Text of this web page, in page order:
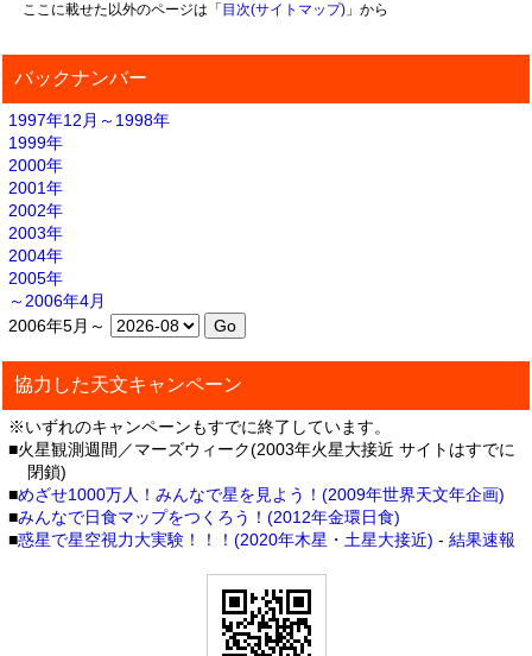
ここに載せた以外のページは「 目次(サイトマップ)」から
バックナンバー
1997年12月～1998年
1999年
2000年
2001年
2002年
2003年
2004年
2005年
～2006年4月
2006年5月～
協力した天文キャンペーン
※いずれのキャンペーンもすでに終了しています。
■火星観測週間／マーズウィーク(2003年火星大接近 サイトはすでに
閉鎖)
■めざせ1000万人！みんなで星を見よう！(2009年世界天文年企画)
■みんなで日食マップをつくろう！(2012年金環日食)
■惑星で星空視力大実験！！！(2020年木星・土星大接近) - 結果速報